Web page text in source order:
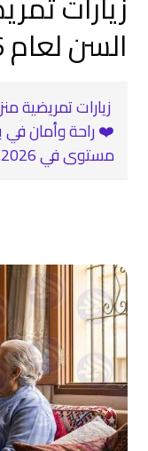
السن لعام 2026 – 2027
❤️‍ راحة وأمان في
مستوى في 2026...